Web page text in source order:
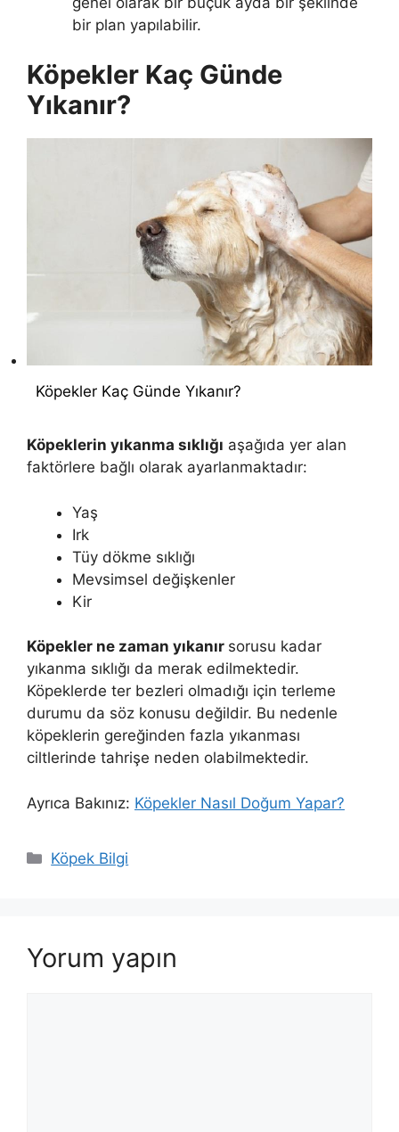
bir plan yapılabilir.
Köpekler Kaç Günde
Yıkanır?
Köpekler Kaç Günde Yıkanır?
Köpeklerin yıkanma sıklığı aşağıda yer alan
faktörlere bağlı olarak ayarlanmaktadır:
Yaş
Irk
Tüy dökme sıklığı
Mevsimsel değişkenler
Kir
Köpekler ne zaman yıkanır sorusu kadar
yıkanma sıklığı da merak edilmektedir.
Köpeklerde ter bezleri olmadığı için terleme
durumu da söz konusu değildir. Bu nedenle
köpeklerin gereğinden fazla yıkanması
ciltlerinde tahrişe neden olabilmektedir.
Ayrıca Bakınız: Köpekler Nasıl Doğum Yapar?
Kategoriler
Köpek Bilgi
Yorum yapın